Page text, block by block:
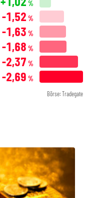
%
-1,52 %
-1,63 %
-1,68 %
-2,37 %
-2,69 %
Börse: Tradegate